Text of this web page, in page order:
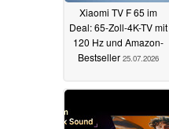
Xiaomi TV F 65 im
Deal: 65-Zoll-4K-TV mit
120 Hz und Amazon-
Bestseller 25.07.2026